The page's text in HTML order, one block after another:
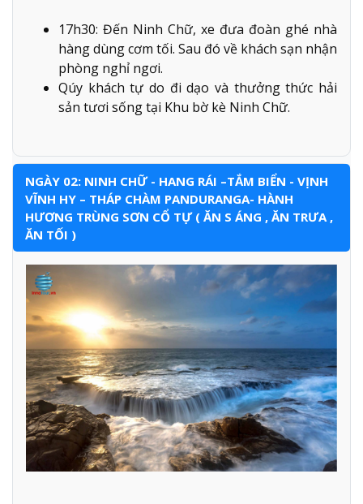
17h30: Đến Ninh Chữ, xe đưa đoàn ghé nhà
hàng dùng cơm tối. Sau đó về khách sạn nhận
phòng nghỉ ngơi.
Qúy khách tự do đi dạo và thưởng thức hải
sản tươi sống tại Khu bờ kè Ninh Chữ.
NGÀY 02: NINH CHỮ - HANG RÁI –TẮM BIỂN - VỊNH
VĨNH HY – THÁP CHÀM PANDURANGA- HÀNH
HƯƠNG TRÙNG SƠN CỔ TỰ ( ĂN S ÁNG , ĂN TRƯA ,
ĂN TỐI )